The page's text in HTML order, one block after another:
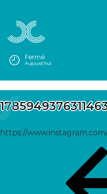
Fermé
Aujourd'hui
https://